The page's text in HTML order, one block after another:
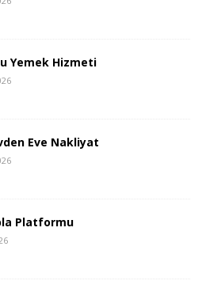
Yemek Hizmeti
Eve Nakliyat
Platformu